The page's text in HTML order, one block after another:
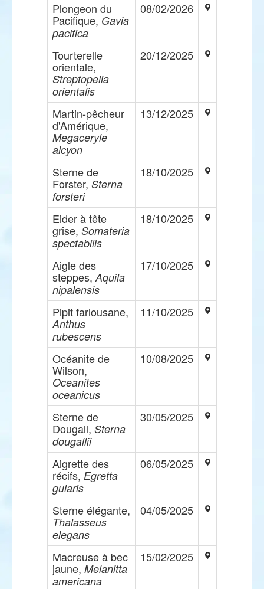
Plongeon du
Pacifique, Gavia
pacifica
08/02/2026
Tourterelle
orientale,
Streptopelia
orientalis
20/12/2025
Martin-pêcheur
d'Amérique,
Megaceryle
alcyon
13/12/2025
Sterne de
Forster, Sterna
forsteri
18/10/2025
Eider à tête
grise, Somateria
spectabilis
18/10/2025
Aigle des
steppes, Aquila
nipalensis
17/10/2025
Pipit farlousane,
Anthus
rubescens
11/10/2025
Océanite de
Wilson,
Oceanites
oceanicus
10/08/2025
Sterne de
Dougall, Sterna
dougallii
30/05/2025
Aigrette des
récifs, Egretta
gularis
06/05/2025
Sterne élégante,
Thalasseus
elegans
04/05/2025
Macreuse à bec
jaune, Melanitta
americana
15/02/2025